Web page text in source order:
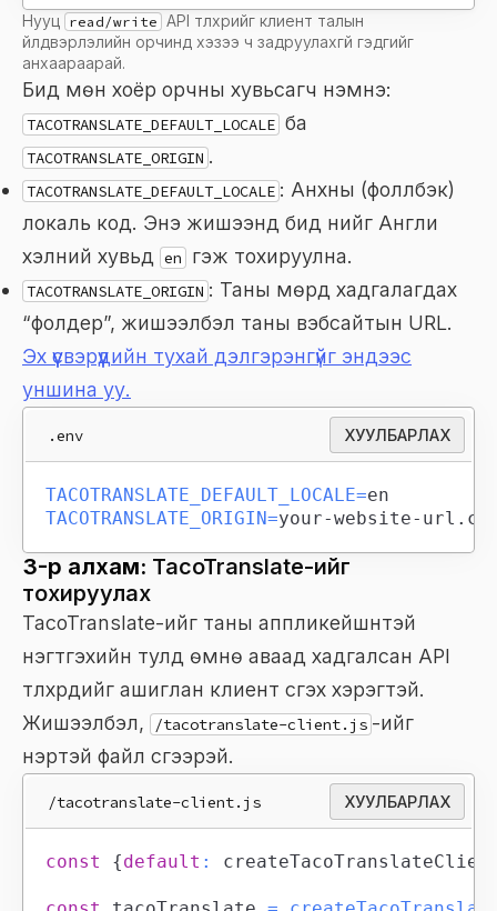
Нууц read/write API түлхүүрийг клиент талын
үйлдвэрлэлийн орчинд хэзээ ч задруулахгүй гэдгийг
анхаараарай.
Бид мөн хоёр орчны хувьсагч нэмнэ:
TACOTRANSLATE_DEFAULT_LOCALE ба
TACOTRANSLATE_ORIGIN .
TACOTRANSLATE_DEFAULT_LOCALE : Анхны (фоллбэк)
локаль код. Энэ жишээнд бид үүнийг Англи
хэлний хувьд en гэж тохируулна.
TACOTRANSLATE_ORIGIN : Таны мөрүүд хадгалагдах
“фолдер”, жишээлбэл таны вэбсайтын URL.
Эх үүсвэрүүдийн тухай дэлгэрэнгүйг эндээс
уншина уу.
.env ХУУЛБАРЛАХ
TACOTRANSLATE_DEFAULT_LOCALE=
TACOTRANSLATE_ORIGIN=your-website-
3-р алхам: TacoTranslate-ийг
тохируулах
TacoTranslate-ийг таны аппликейшнтэй
нэгтгэхийн тулд өмнө аваад хадгалсан API
түлхүүрүүдийг ашиглан клиент үүсгэх хэрэгтэй.
Жишээлбэл,
/tacotranslate-client.js -ийг
нэртэй файл үүсгээрэй.
/tacotranslate-client.js ХУУЛБАРЛАХ
const {default :